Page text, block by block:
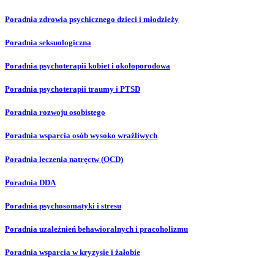
Poradnia zdrowia psychicznego dzieci i młodzieży
Poradnia seksuologiczna
Poradnia psychoterapii kobiet i okołoporodowa
Poradnia psychoterapii traumy i PTSD
Poradnia rozwoju osobistego
Poradnia wsparcia osób wysoko wrażliwych
Poradnia leczenia natręctw (OCD)
Poradnia DDA
Poradnia psychosomatyki i stresu
Poradnia uzależnień behawioralnych i pracoholizmu
Poradnia wsparcia w kryzysie i żałobie